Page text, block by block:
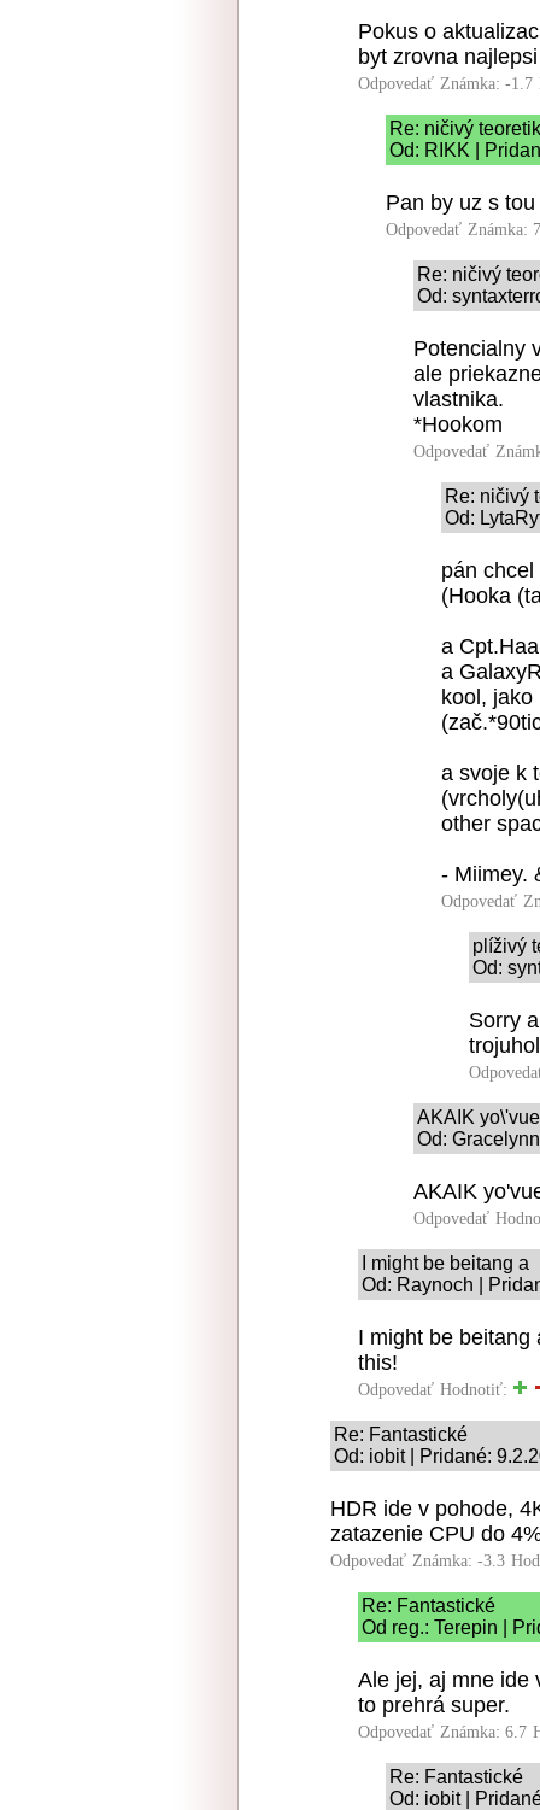
Pokus o
byt zrovna
Odpovedať Známka: -1.7
Re: ničivý teoretik
Od: RIKK |
Pan by uz s
Odpovedať Známka:
Re: ničivý
Od:
Potencialny
ale
vlastnika.
*Hookom
Odpovedať
Re: ničivý
Od:
pán
(Hooka
a
a
kool, jako
a svoje k
other
- Miimey.
Odpovedať
plíživý
Od:
Sorry
AKAIK
Od:
AKAIK
Odpovedať
I might be beitang a
Od: Raynoch |
I might be beitang
this!
Odpovedať Hodnotiť:
Re: Fantastické
Od: iobit | Pridané:
HDR ide v pohode,
zatazenie CPU do
Odpovedať Známka: -3.3
Re: Fantastické
Od reg.: Terepin |
Ale jej, aj mne ide
to prehrá super.
Odpovedať Známka: 6.7
Re: Fantastické
Od: iobit |